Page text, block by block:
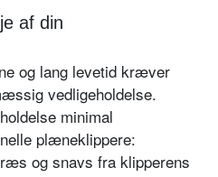
af din
og lang levetid kræver
vedligeholdelse.
minimal
plæneklippere:
og snavs fra klipperens